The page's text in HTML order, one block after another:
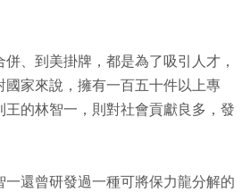
、到美掛牌，都是為了吸引人才，
家來說，擁有一百五十件以上專
的林智一，則對社會貢獻良多，發
一還曾研發過一種可將保力龍分解的